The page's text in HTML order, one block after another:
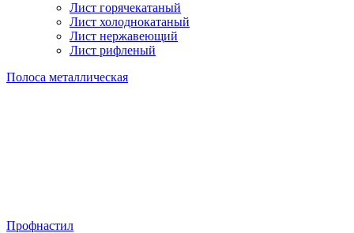
Лист горячекатаный
Лист холоднокатаный
Лист нержавеющий
Лист рифленый
Полоса металлическая
Профнастил